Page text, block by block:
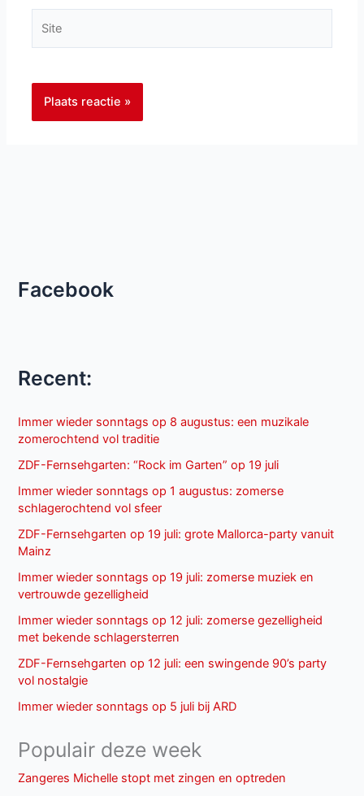
Facebook
Recent:
Immer wieder sonntags op 8 augustus: een muzikale
zomerochtend vol traditie
ZDF-Fernsehgarten: “Rock im Garten” op 19 juli
Immer wieder sonntags op 1 augustus: zomerse
schlagerochtend vol sfeer
ZDF-Fernsehgarten op 19 juli: grote Mallorca-party vanuit
Mainz
Immer wieder sonntags op 19 juli: zomerse muziek en
vertrouwde gezelligheid
Immer wieder sonntags op 12 juli: zomerse gezelligheid
met bekende schlagersterren
ZDF-Fernsehgarten op 12 juli: een swingende 90’s party
vol nostalgie
Immer wieder sonntags op 5 juli bij ARD
Populair deze week
Zangeres Michelle stopt met zingen en optreden